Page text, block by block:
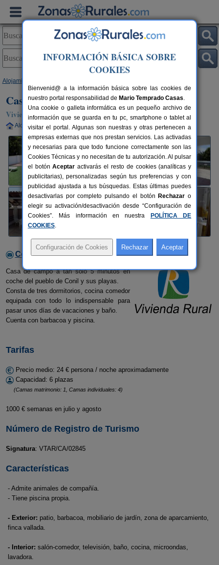
Alojamientos
Casa Galindo
Vivienda turística en Conil de La Frontera (Cádiz)
Alquiler completo 6 plazas 40 km de Cádiz
Contactar con el alojamiento
Casa de campo a tan sólo 5 minutos en
coche del pueblo de Conil y sus playas.
Consta de tres dormitorios, cocina comedor
equipada con todo lo indispensable para
pasar unos días de vacaciones y baño.
Cuenta con barbacoa y piscina.
Tarifas
Precio medio: 24 € persona / noche aproximadamente
Capacidad: 6 plazas
(Camas matrimonio: 1, Camas individuales: 4)
1000 € semanas en julio y agosto
Número de Registro de Turismo
Signatura: VTAR/CA/02845
Características
- Admite animales de compañía.
- Tiene piscina propia.
- Exterior: patio, barbacoa, mobiliario de jardín, zona de aparcamiento,
finca vallada.
- Interior: salón-comedor, televisión, baño, cocina, microondas,
lavadora.
INFORMACIÓN BÁSICA SOBRE
COOKIES
Bienvenid@ a la información básica sobre las cookies de
nuestro portal responsabilidad de Mario Temprado Casas.
Una cookie o galleta informática es un pequeño archivo de
información que se guarda en tu pc, smartphone o tablet al
visitar el portal. Algunas son nuestras y otras pertenecen a
empresas externas que nos prestan servicios. Las activadas
y necesarias para que todo funcione correctamente son las
Cookies Técnicas y no necesitan de tu autorización. Al pulsar
el botónAceptar activarás el resto de cookies (analíticas y
publicitarias), personalizadas según tus preferencias y con
publicidad ajustada a tus búsquedas. Estas últimas puedes
desactivarlas por completo pulsando el botón Rechazar o
elegir su activación/desactivación desde “Configuración de
Cookies”. Más información en nuestra
POLÍTICA DE
COOKIES.